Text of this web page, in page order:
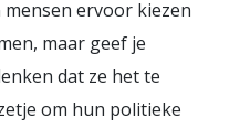
ervoor kiezen
maar geef je
dat ze het te
om hun politieke